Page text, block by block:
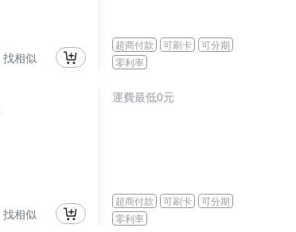
找相似
超商付款 可刷卡
可分期
零利率
找相似
運費最低0元
超商付款 可刷卡
可分期
零利率